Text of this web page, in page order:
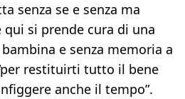
senza se e senza ma
qui si prende cura di una
e senza memoria a
restituirti tutto il bene
anche il tempo”.